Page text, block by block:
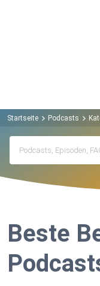
Startseite Podcasts
Beste